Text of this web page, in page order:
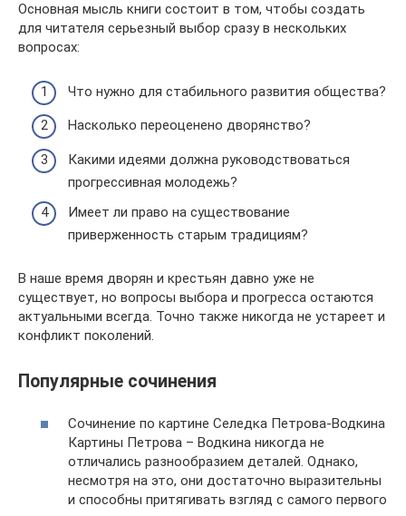
Основная мысль книги состоит в том, чтобы создать
для читателя серьезный выбор сразу в нескольких
вопросах:
Что нужно для стабильного развития общества?
Насколько переоценено дворянство?
Какими идеями должна руководствоваться
прогрессивная молодежь?
Имеет ли право на существование
приверженность старым традициям?
В наше время дворян и крестьян давно уже не
существует, но вопросы выбора и прогресса остаются
актуальными всегда. Точно также никогда не устареет и
конфликт поколений.
Популярные сочинения
Сочинение по картине Селедка Петрова-Водкина
Картины Петрова – Водкина никогда не
отличались разнообразием деталей. Однако,
несмотря на это, они достаточно выразительны
и способны притягивать взгляд с самого первого